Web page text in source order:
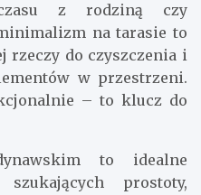
z rodziną czy
na tarasie to
rzeczy do czyszczenia i
w przestrzeni.
– to klucz do
to idealne
prostoty,